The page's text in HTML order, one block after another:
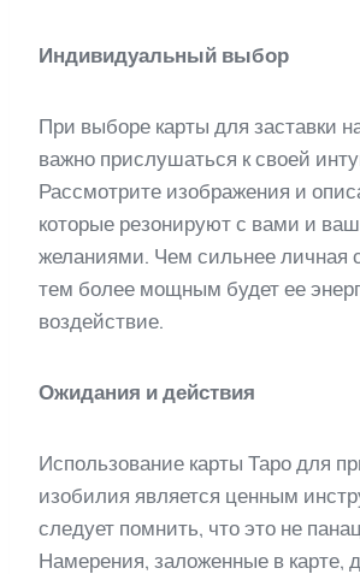
Индивидуальный выбор
При выборе карты для заставки
важно прислушаться к своей
Рассмотрите изображения и
которые резонируют с вами и
желаниями. Чем сильнее личная
тем более мощным будет ее
воздействие.
Ожидания и действия
Использование карты Таро для
изобилия является ценным
следует помнить, что это не
Намерения, заложенные в карте,